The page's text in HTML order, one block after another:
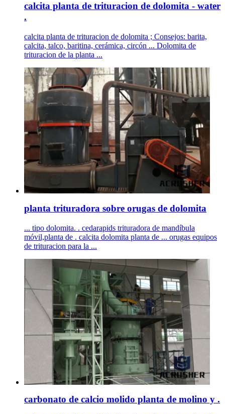
calcita planta de trituracion de dolomita - water
.
calcita planta de trituracion de dolomita ; Consejos: barita,
calcita, talco, baritina, cerámica, circón ... Dolomita de
trituracion de la planta ...
planta trituradora sobre orugas de dolomita
... tipo dolomita. . cedarapids trituradora de mandíbula
móvil,planta de . calcita dolomita planta de ... orugas equipos
de trituracion para la ...
carbonato de calcio molido planta de molino y .